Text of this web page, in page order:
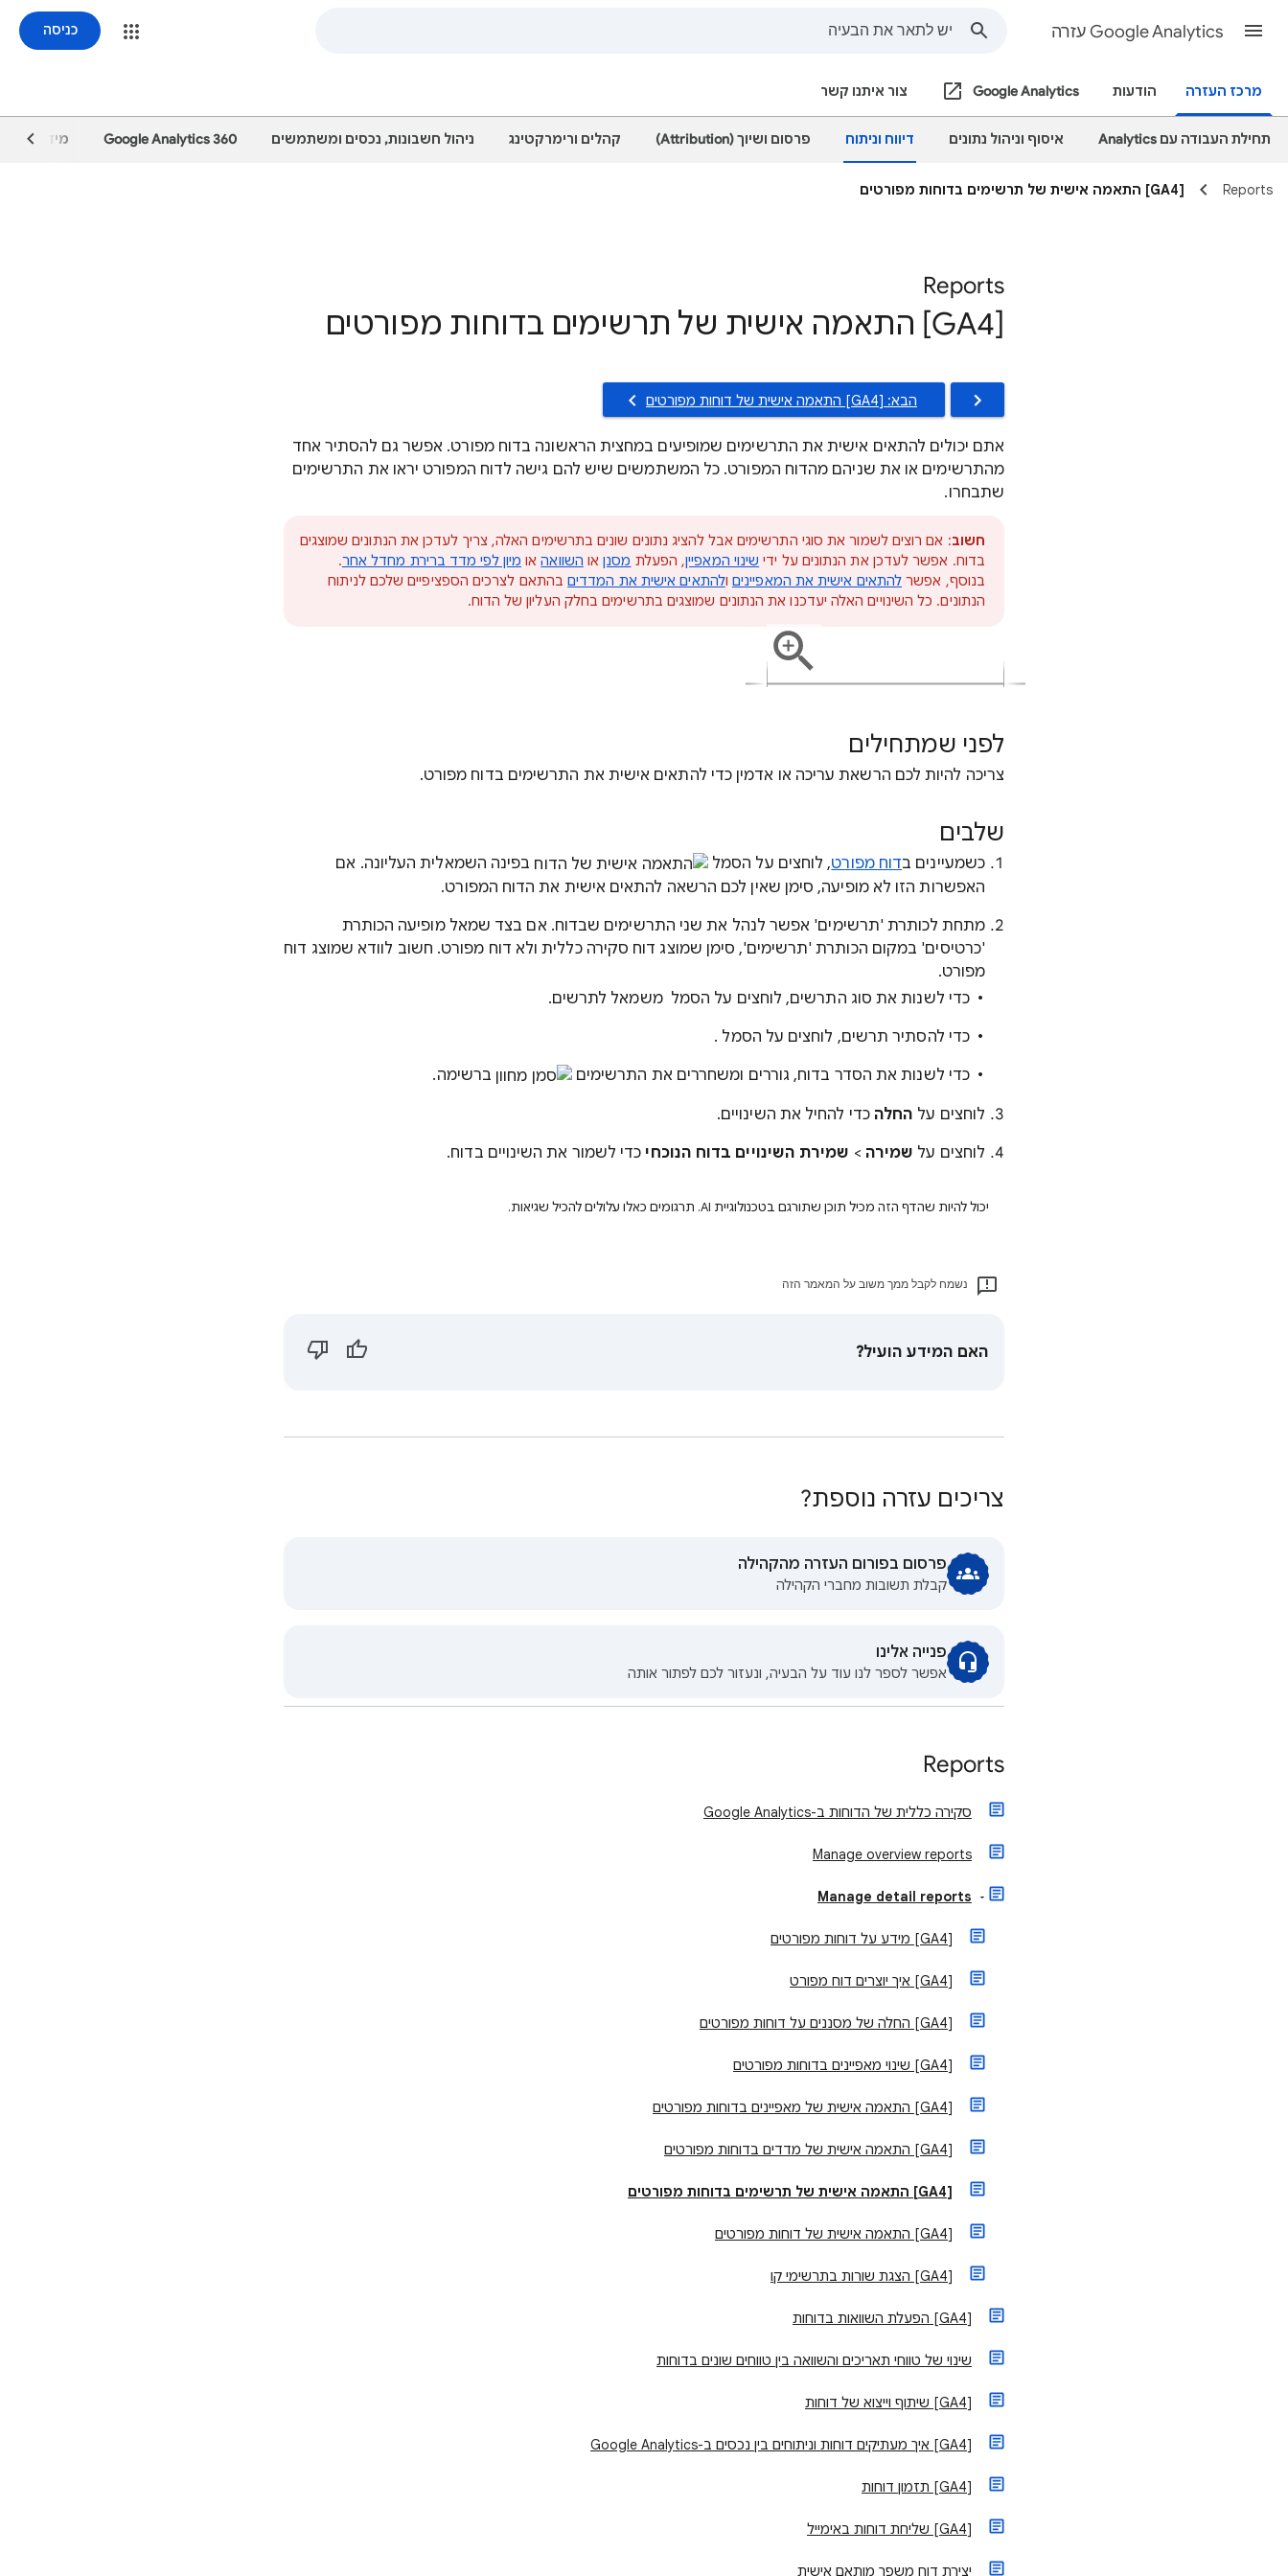
Google Analytics עזרה כניסה
מרכז העזרה הודעות Google Analytics צור איתנו קשר
תחילת העבודה עם Analytics איסוף וניהול נתונים דיווח וניתוח פרסום ושיוך (Attribution) קהלים ורימרקטינג ניהול חשבונות, נכסים ומשתמשים Google Analytics 360 מידע על Analytics
Reports [GA4] התאמה אישית של תרשימים בדוחות מפורטים
Reports
[GA4] התאמה אישית של תרשימים בדוחות מפורטים
הבא: [GA4] התאמה אישית של דוחות מפורטים
אתם יכולים להתאים אישית את התרשימים שמופיעים במחצית הראשונה בדוח מפורט. אפשר גם להסתיר אחד
מהתרשימים או את שניהם מהדוח המפורט. כל המשתמשים שיש להם גישה לדוח המפורט יראו את התרשימים
שתבחרו.
חשוב: אם רוצים לשמור את סוגי התרשימים אבל להציג נתונים שונים בתרשימים האלה, צריך לעדכן את הנתונים שמוצגים
בדוח. אפשר לעדכן את הנתונים על ידי שינוי המאפיין, הפעלת מסנןאו השוואהאו מיון לפי מדד ברירת מחדל אחר.
בנוסף, אפשר להתאים אישית את המאפייניםולהתאים אישית את המדדיםבהתאם לצרכים הספציפיים שלכם לניתוח
הנתונים. כל השינויים האלה יעדכנו את הנתונים שמוצגים בתרשימים בחלק העליון של הדוח.
לפני שמתחילים
צריכה להיות לכם הרשאת עריכה או אדמין כדי להתאים אישית את התרשימים בדוח מפורט.
שלבים
כשמעיינים בדוח מפורט, לוחצים על הסמל
בפינה השמאלית העליונה. אם
האפשרות הזו לא מופיעה, סימן שאין לכם הרשאה להתאים אישית את הדוח המפורט.
מתחת לכותרת 'תרשימים' אפשר לנהל את שני התרשימים שבדוח. אם בצד שמאל מופיעה הכותרת
'כרטיסים' במקום הכותרת 'תרשימים', סימן שמוצג דוח סקירה כללית ולא דוח מפורט. חשוב לוודא שמוצג דוח
מפורט.
כדי לשנות את סוג התרשים, לוחצים על הסמל משמאל לתרשים.
כדי להסתיר תרשים, לוחצים על הסמל .
כדי לשנות את הסדר בדוח, גוררים ומשחררים את התרשימים
ברשימה.
לוחצים על החלה כדי להחיל את השינויים.
לוחצים על שמירה > שמירת השינויים בדוח הנוכחי כדי לשמור את השינויים בדוח.
יכול להיות שהדף הזה מכיל תוכן שתורגם בטכנולוגיית AI. תרגומים כאלו עלולים להכיל שגיאות.
נשמח לקבל ממך משוב על המאמר הזה
האם המידע הועיל?
צריכים עזרה נוספת?
פרסום בפורום העזרה מהקהילה
קבלת תשובות מחברי הקהילה
פנייה אלינו
אפשר לספר לנו עוד על הבעיה, ונעזור לכם לפתור אותה
Reports
סקירה כללית של הדוחות ב-Google Analytics
Manage overview reports
Manage detail reports
[GA4] מידע על דוחות מפורטים
[GA4] איך יוצרים דוח מפורט
[GA4] החלה של מסננים על דוחות מפורטים
[GA4] שינוי מאפיינים בדוחות מפורטים
[GA4] התאמה אישית של מאפיינים בדוחות מפורטים
[GA4] התאמה אישית של מדדים בדוחות מפורטים
[GA4] התאמה אישית של תרשימים בדוחות מפורטים
[GA4] התאמה אישית של דוחות מפורטים
‫[GA4] הצגת שורות בתרשימי קו
‫[GA4] הפעלת השוואות בדוחות
שינוי של טווחי תאריכים והשוואה בין טווחים שונים בדוחות
[GA4] שיתוף וייצוא של דוחות
‫[GA4] איך מעתיקים דוחות וניתוחים בין נכסים ב-Google Analytics
[GA4] תזמון דוחות
‫[GA4] שליחת דוחות באימייל
יצירת דוח משפך מותאם אישית